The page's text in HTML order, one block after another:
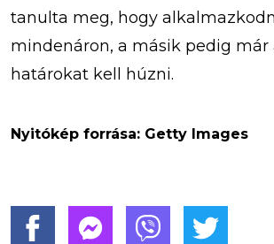
tanulta meg, hogy
mindenáron, a másik pedig már
határokat kell húzni.
Nyitókép forrása: Getty Images